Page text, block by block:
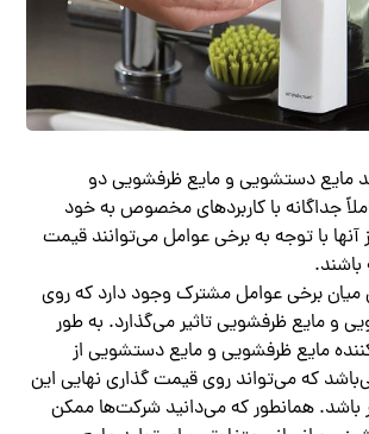
مایع دستشویی و مایع ظرفشویی دو
جداگانه با کاربردهای مخصوص به خود
با توجه به برخی عوامل می‌توانند قیمت
میان برخی عوامل مشترک وجود دارد که روی
و مایع ظرفشویی تاثیر می‌گذارد. به طور
مایع ظرفشویی و مایع دستشویی از
که می‌تواند روی قیمت گذاری نهایی این
باشد. همانطور که می‌دانید شرکت‌ها ممکن